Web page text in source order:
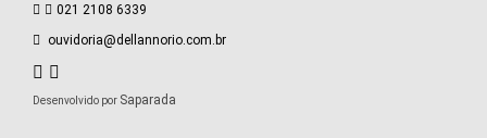
021 2108 6339
ouvidoria@dellannorio.com.br
Desenvolvido por Saparada